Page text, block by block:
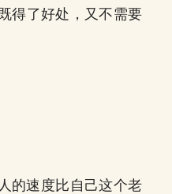
得了好处，又不需要
的速度比自己这个老